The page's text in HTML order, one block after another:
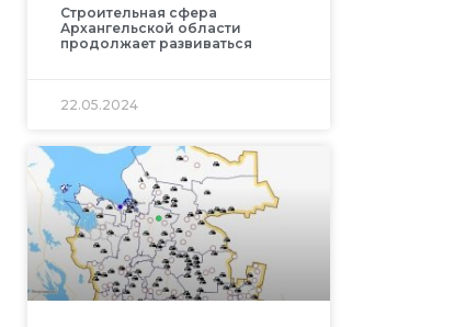
Строительная сфера
Архангельской области
продолжает развиваться
22.05.2024